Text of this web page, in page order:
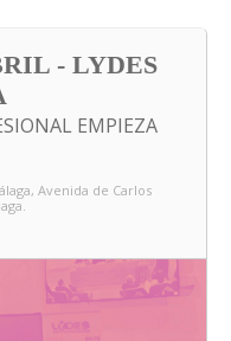
- LYDES
EMPIEZA
, Avenida de Carlos